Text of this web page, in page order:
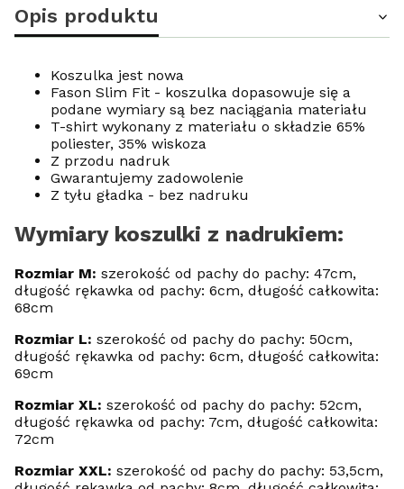
Opis produktu
Koszulka jest nowa
Fason Slim Fit - koszulka dopasowuje się a
podane wymiary są bez naciągania materiału
T-shirt wykonany z materiału o składzie 65%
poliester, 35% wiskoza
Z przodu nadruk
Gwarantujemy zadowolenie
Z tyłu gładka - bez nadruku
Wymiary koszulki z nadrukiem:
Rozmiar M: szerokość od pachy do pachy: 47cm,
długość rękawka od pachy: 6cm, długość całkowita:
68cm
Rozmiar L: szerokość od pachy do pachy: 50cm,
długość rękawka od pachy: 6cm, długość całkowita:
69cm
Rozmiar XL: szerokość od pachy do pachy: 52cm,
długość rękawka od pachy: 7cm, długość całkowita:
72cm
Rozmiar XXL: szerokość od pachy do pachy: 53,5cm,